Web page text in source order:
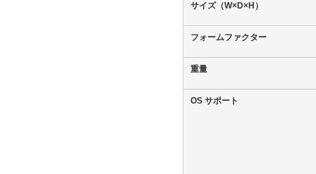
サイズ（W×D×H）
フォームファクター
重量
OS サポート